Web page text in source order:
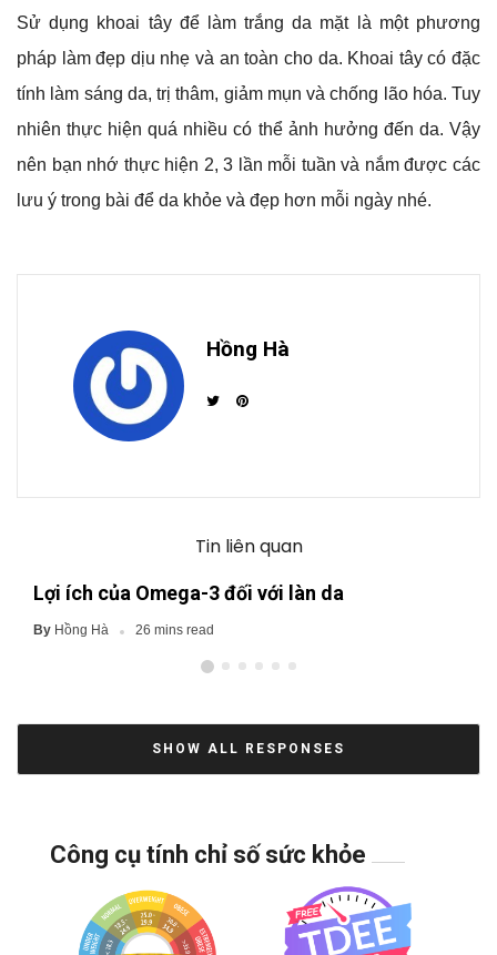
Sử dụng khoai tây để làm trắng da mặt là một phương
pháp làm đẹp dịu nhẹ và an toàn cho da. Khoai tây có đặc
tính làm sáng da, trị thâm, giảm mụn và chống lão hóa. Tuy
nhiên thực hiện quá nhiều có thể ảnh hưởng đến da. Vậy
nên bạn nhớ thực hiện 2, 3 lần mỗi tuần và nắm được các
lưu ý trong bài để da khỏe và đẹp hơn mỗi ngày nhé.
Hồng Hà
Tin liên quan
Lợi ích của Omega-3 đối với làn da
By Hồng Hà 26 mins read
SHOW ALL RESPONSES
Công cụ tính chỉ số sức khỏe